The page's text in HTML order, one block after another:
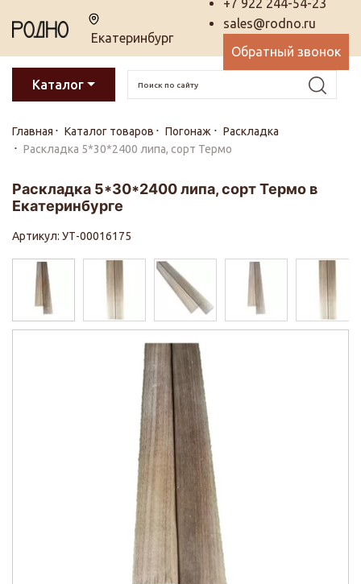
Екатеринбург
+7 922 244-54-23
sales@rodno.ru
Обратный звонок
Каталог
Главная Каталог товаров Погонаж
Раскладка
Раскладка 5*30*2400 липа, сорт Термо
Раскладка 5*30*2400 липа, сорт Термо в
Екатеринбурге
Артикул: УТ-00016175